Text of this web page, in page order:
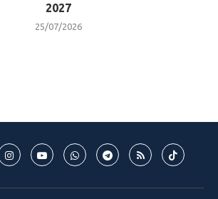
2027
25/07/2026